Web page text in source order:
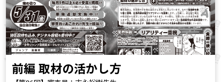
前編 取材の活かし方